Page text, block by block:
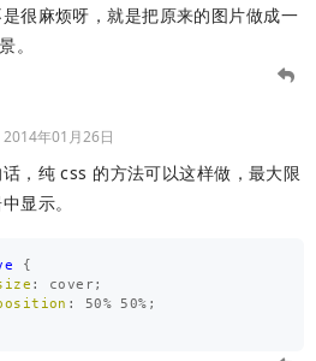
很麻烦呀，就是把原来的图片做成一
。
2014年01月26日
，纯 css 的方法可以这样做，最大限
显示。
{
: cover;
: 50% 50% ;